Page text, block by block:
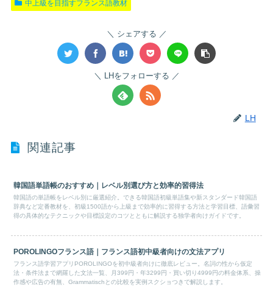
中上級を目指すフランス語教材
シェアする
LHをフォローする
LH
関連記事
韓国語単語帳のおすすめ｜レベル別選び方と効率的習得法
韓国語の単語帳をレベル別に厳選紹介。できる韓国語初級単語集や新スタンダード韓国語
辞典など定番教材を、初級1500語から上級まで効率的に習得する方法と学習目標、語彙習
得の具体的なテクニックや目標設定のコツとともに解説する独学者向けガイドです。
POROLINGOフランス語｜フランス語初中級者向けの文法アプリ
フランス語学習アプリPOROLINGOを初中級者向けに徹底レビュー。名詞の性から仮定
法・条件法まで網羅した文法一覧、月399円・年3299円・買い切り4999円の料金体系、操
作感や広告の有無、Grammatischとの比較を実例スクショつきで解説します。